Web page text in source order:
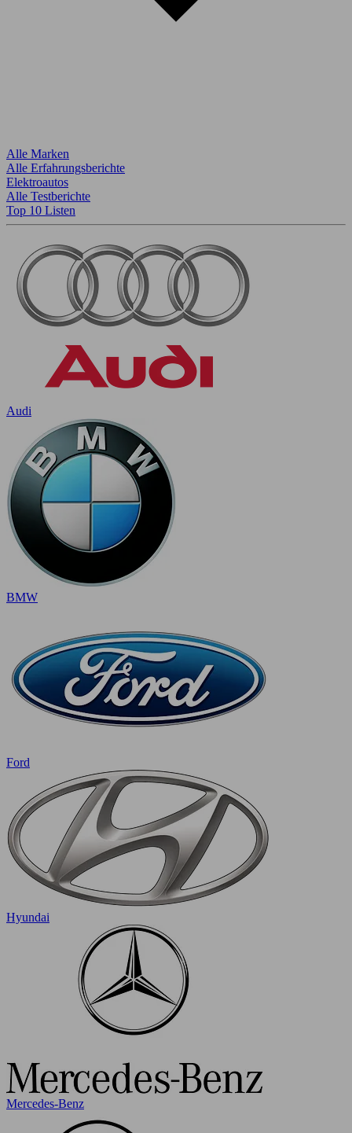
Alle Marken
Alle Erfahrungsberichte
Elektroautos
Alle Testberichte
Top 10 Listen
Audi
BMW
Ford
Hyundai
Mercedes-Benz